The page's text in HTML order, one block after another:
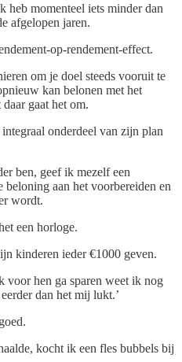
heb momenteel iets minder dan
afgelopen jaren.
op-rendement-effect.
om je doel steeds vooruit te
kan belonen met het
gaat het om.
onderdeel van zijn plan
ben, geef ik mezelf een
aan het voorbereiden en
wordt.
een horloge.
kinderen ieder €1000 geven.
voor hen ga sparen weet ik nog
dan het mij lukt.’
kocht ik een fles bubbels bij